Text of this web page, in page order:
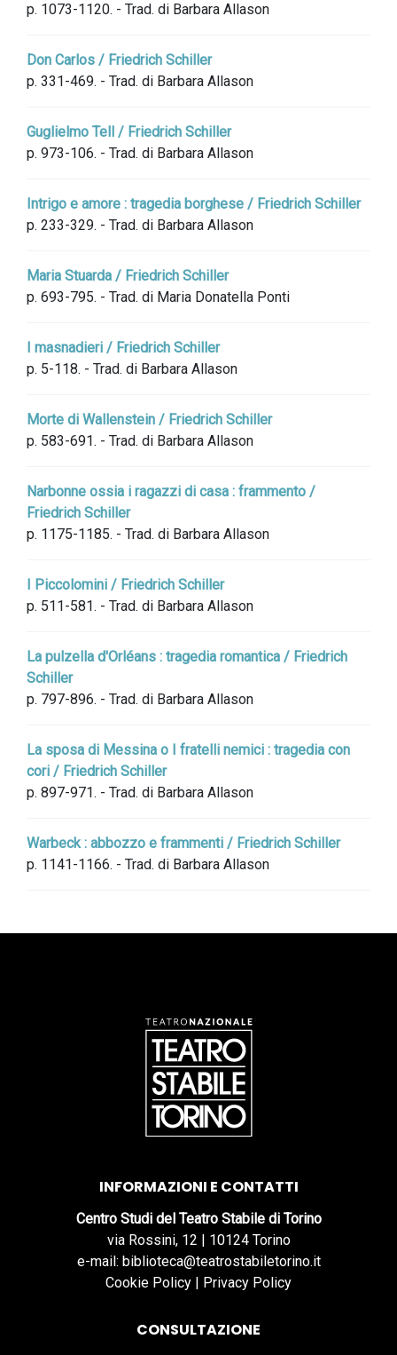
p. 1073-1120. - Trad. di Barbara Allason
Don Carlos / Friedrich Schiller
p. 331-469. - Trad. di Barbara Allason
Guglielmo Tell / Friedrich Schiller
p. 973-106. - Trad. di Barbara Allason
Intrigo e amore : tragedia borghese / Friedrich Schiller
p. 233-329. - Trad. di Barbara Allason
Maria Stuarda / Friedrich Schiller
p. 693-795. - Trad. di Maria Donatella Ponti
I masnadieri / Friedrich Schiller
p. 5-118. - Trad. di Barbara Allason
Morte di Wallenstein / Friedrich Schiller
p. 583-691. - Trad. di Barbara Allason
Narbonne ossia i ragazzi di casa : frammento /
Friedrich Schiller
p. 1175-1185. - Trad. di Barbara Allason
I Piccolomini / Friedrich Schiller
p. 511-581. - Trad. di Barbara Allason
La pulzella d'Orléans : tragedia romantica / Friedrich
Schiller
p. 797-896. - Trad. di Barbara Allason
La sposa di Messina o I fratelli nemici : tragedia con
cori / Friedrich Schiller
p. 897-971. - Trad. di Barbara Allason
Warbeck : abbozzo e frammenti / Friedrich Schiller
p. 1141-1166. - Trad. di Barbara Allason
INFORMAZIONI E CONTATTI
Centro Studi del Teatro Stabile di Torino
via Rossini, 12 | 10124 Torino
e-mail: biblioteca@teatrostabiletorino.it
Cookie Policy | Privacy Policy
CONSULTAZIONE